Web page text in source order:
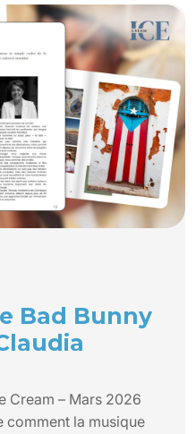
Bad Bunny
Cream – Mars 2026
comment la musique